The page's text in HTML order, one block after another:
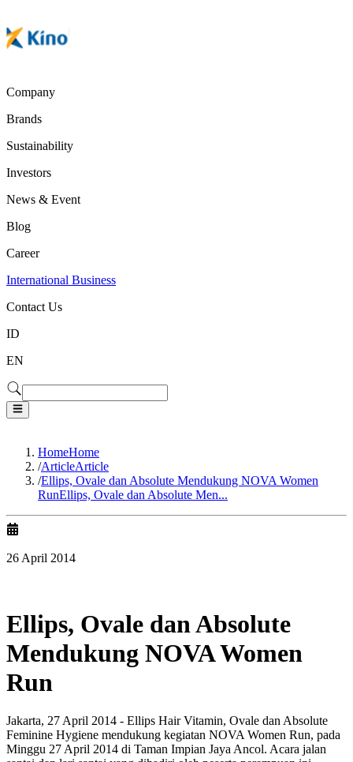
Company
Brands
Sustainability
Investors
News & Event
Blog
Career
International Business
Contact Us
ID
EN
HomeHome
/ArticleArticle
/Ellips, Ovale dan Absolute Mendukung NOVA Women
RunEllips, Ovale dan Absolute Men...
26 April 2014
Ellips, Ovale dan Absolute
Mendukung NOVA Women
Run
Jakarta, 27 April 2014 - Ellips Hair Vitamin, Ovale dan Absolute
Feminine Hygiene mendukung kegiatan NOVA Women Run, pada
Minggu 27 April 2014 di Taman Impian Jaya Ancol. Acara jalan